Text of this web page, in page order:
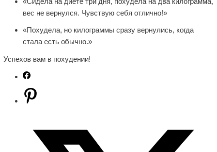
вес не вернулся. Чувствую себя отлично!»
«Похудела, но килограммы сразу вернулись, когда
стала есть обычно.»
Успехов вам в похудении!